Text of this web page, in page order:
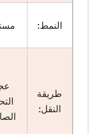
النمط:
طريقة
النقل: